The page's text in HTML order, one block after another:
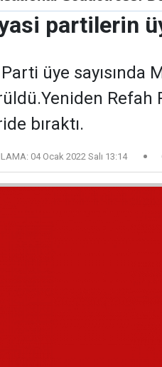
partilerin
üye sayısında
Refah
bıraktı.
04 Ocak 2022 Salı 13:14